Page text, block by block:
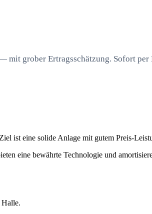
mit grober Ertragsschätzung. Sofort per
ist eine solide Anlage mit gutem Preis-
eine bewährte Technologie und
Halle.